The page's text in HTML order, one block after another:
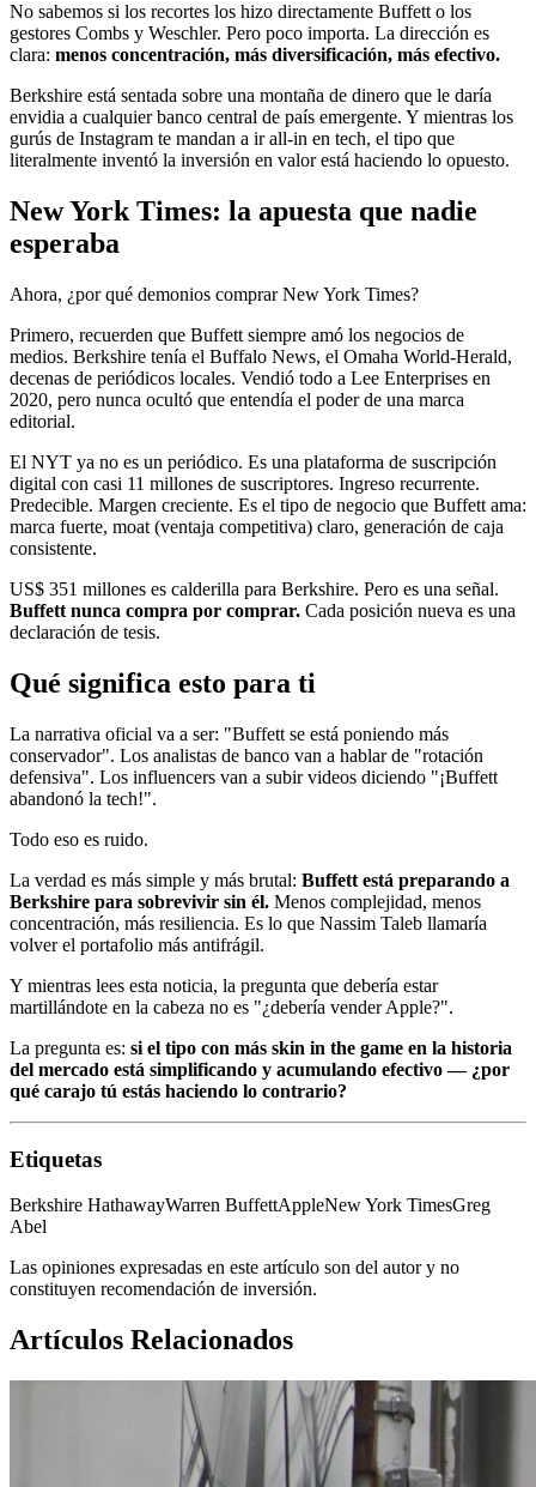
No sabemos si los recortes los hizo directamente Buffett o los
gestores Combs y Weschler. Pero poco importa. La dirección es
clara: menos concentración, más diversificación, más efectivo.
Berkshire está sentada sobre una montaña de dinero que le daría
envidia a cualquier banco central de país emergente. Y mientras los
gurús de Instagram te mandan a ir all-in en tech, el tipo que
literalmente inventó la inversión en valor está haciendo lo opuesto.
New York Times: la apuesta que nadie
esperaba
Ahora, ¿por qué demonios comprar New York Times?
Primero, recuerden que Buffett siempre amó los negocios de
medios. Berkshire tenía el Buffalo News, el Omaha World-Herald,
decenas de periódicos locales. Vendió todo a Lee Enterprises en
2020, pero nunca ocultó que entendía el poder de una marca
editorial.
El NYT ya no es un periódico. Es una plataforma de suscripción
digital con casi 11 millones de suscriptores. Ingreso recurrente.
Predecible. Margen creciente. Es el tipo de negocio que Buffett ama:
marca fuerte, moat (ventaja competitiva) claro, generación de caja
consistente.
US$ 351 millones es calderilla para Berkshire. Pero es una señal.
Buffett nunca compra por comprar. Cada posición nueva es una
declaración de tesis.
Qué significa esto para ti
La narrativa oficial va a ser: "Buffett se está poniendo más
conservador". Los analistas de banco van a hablar de "rotación
defensiva". Los influencers van a subir videos diciendo "¡Buffett
abandonó la tech!".
Todo eso es ruido.
La verdad es más simple y más brutal: Buffett está preparando a
Berkshire para sobrevivir sin él. Menos complejidad, menos
concentración, más resiliencia. Es lo que Nassim Taleb llamaría
volver el portafolio más antifrágil.
Y mientras lees esta noticia, la pregunta que debería estar
martillándote en la cabeza no es "¿debería vender Apple?".
La pregunta es: si el tipo con más skin in the game en la historia
del mercado está simplificando y acumulando efectivo — ¿por
qué carajo tú estás haciendo lo contrario?
Etiquetas
Berkshire HathawayWarren BuffettAppleNew York TimesGreg
Abel
Las opiniones expresadas en este artículo son del autor y no
constituyen recomendación de inversión.
Artículos Relacionados